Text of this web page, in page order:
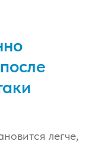
легче,